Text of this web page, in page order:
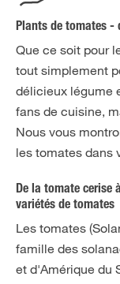
Plants de tomates -
Que ce soit pour
tout simplement
délicieux légume
fans de cuisine,
Nous vous
les tomates dans
De la tomate cerise
variétés de tomates
Les tomates
famille des
et d'Amérique du